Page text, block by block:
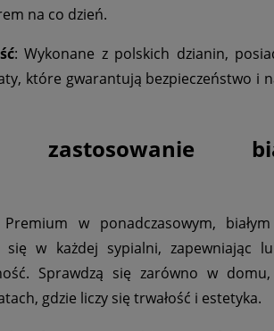
na co dzień.
: Wykonane z polskich dzianin,
które gwarantują bezpieczeństwo i
zastosowanie
w ponadczasowym,
się w każdej sypialni, zapewniając
Sprawdzą się zarówno w
gdzie liczy się trwałość i estetyka.